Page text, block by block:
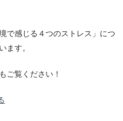
で感じる４つのストレス」につ
ます。
ご覧ください！